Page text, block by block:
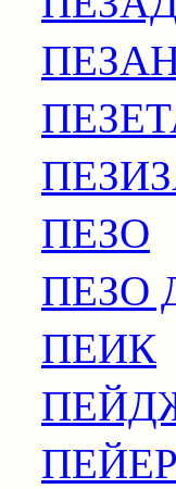
ПЕЗО
ПЕЗО
ПЕИК